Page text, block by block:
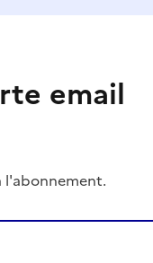
email
l'abonnement.